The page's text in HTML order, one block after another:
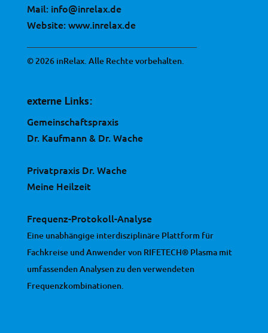
Mail: info@inrelax.de
Website:www.inrelax.de
© 2026 inRelax. Alle Rechte vorbehalten.
externe Links:
Gemeinschaftspraxis
Dr. Kaufmann & Dr. Wache
Privatpraxis Dr. Wache
Meine Heilzeit
Frequenz-Protokoll-Analyse
Eine unabhängige interdisziplinäre Plattform für
Fachkreise und Anwender von RIFETECH® Plasma mit
umfassenden Analysen zu den verwendeten
Frequenzkombinationen.